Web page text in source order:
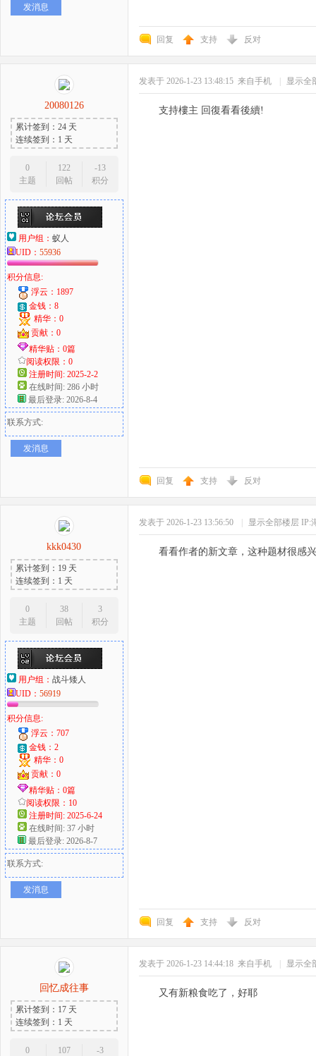
发消息
回复 支持 反对
20080126
累计签到：24 天
连续签到：1 天
0
主题
122
回帖
-13
积分
用户组： 蚁人
UID： 55936
积分信息:
浮云：1897
金钱：8
精华：0
贡献：0
精华贴：0篇
阅读权限：0
注册时间: 2025-2-2
在线时间: 286 小时
最后登录: 2026-8-4
联系方式:
发消息
发表于 2026-1-23 13:48:15 来自手机 显示全
支持樓主 回復看看後續!
回复 支持 反对
kkk0430
累计签到：19 天
连续签到：1 天
0
主题
38
回帖
3
积分
用户组： 战斗矮人
UID： 56919
积分信息:
浮云：707
金钱：2
精华：0
贡献：0
精华贴：0篇
阅读权限：10
注册时间: 2025-6-24
在线时间: 37 小时
最后登录: 2026-8-7
联系方式:
发消息
发表于 2026-1-23 13:56:50 显示全部楼层 IP:
看看作者的新文章，这种题材很感
回复 支持 反对
回忆成往事
累计签到：17 天
连续签到：1 天
0
107
-3
发表于 2026-1-23 14:44:18 来自手机 显示全
又有新粮食吃了，好耶